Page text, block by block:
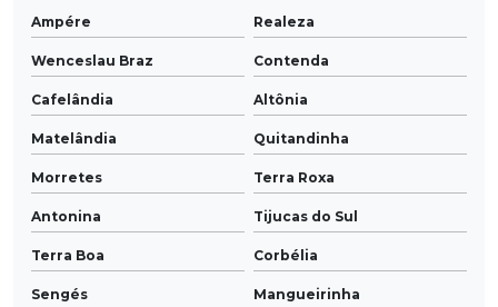
Ampére Realeza
Wenceslau Braz Contenda
Cafelândia Altônia
Matelândia Quitandinha
Morretes Terra Roxa
Antonina Tijucas do Sul
Terra Boa Corbélia
Sengés Mangueirinha